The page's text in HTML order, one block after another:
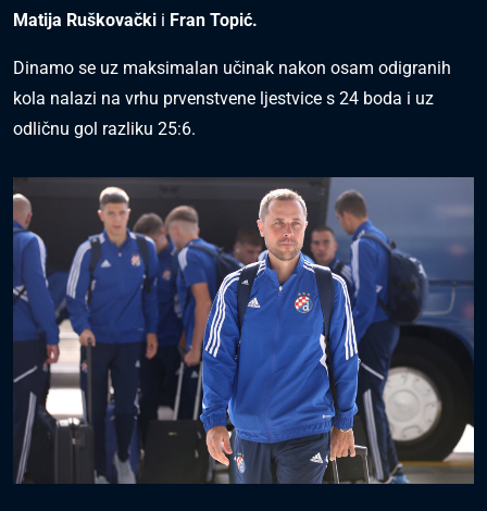
Matija Ruškovački i Fran Topić.
Dinamo se uz maksimalan učinak nakon osam odigranih
kola nalazi na vrhu prvenstvene ljestvice s 24 boda i uz
odličnu gol razliku 25:6.